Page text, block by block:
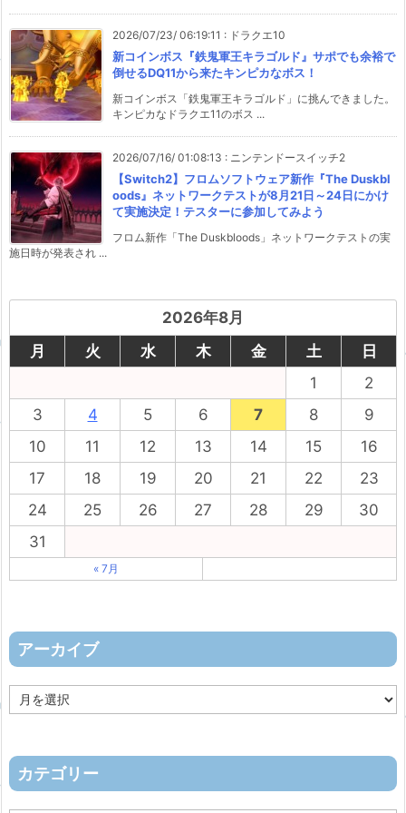
2026/07/23/ 06:19:11 : ドラクエ10
新コインボス『鉄鬼軍王キラゴルド』サポでも余裕で
倒せるDQ11から来たキンピカなボス！
新コインボス「鉄鬼軍王キラゴルド」に挑んできました。
キンピカなドラクエ11のボス ...
2026/07/16/ 01:08:13 : ニンテンドースイッチ2
【Switch2】フロムソフトウェア新作『The Duskbl
oods』ネットワークテストが8月21日～24日にかけ
て実施決定！テスターに参加してみよう
フロム新作「The Duskbloods」ネットワークテストの実
施日時が発表され ...
2026年8月
月
火 水 木 金 土
日
1
2
3
4 5 6 7 8
9
10
11 12 13 14 15
16
17
18 19 20 21 22
23
24
25 26 27 28 29
30
31
« 7月
アーカイブ
ー
ブ
カテゴリー